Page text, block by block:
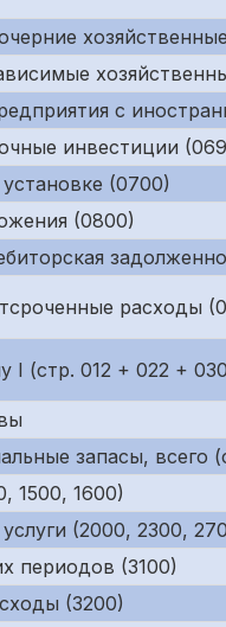
с
инвестиции
(0700)
(0800)
расходы
I (стр. 012 + 022 +
запасы, всего
1500, 1600)
(2000, 2300,
периодов (3100)
(3200)